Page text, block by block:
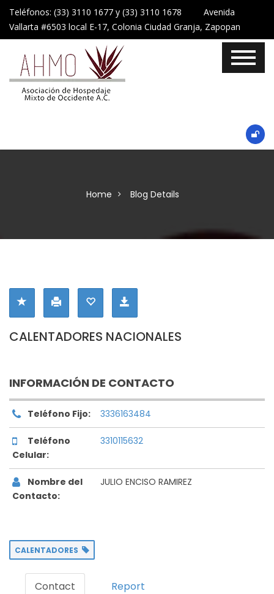
Teléfonos: (33) 3110 1677 y (33) 3110 1678 Avenida
Vallarta #6503 local E-17, Colonia Ciudad Granja, Zapopan
Home Blog Details
CALENTADORES NACIONALES
INFORMACIÓN DE CONTACTO
Teléfono Fijo: 3336163484
Teléfono
Celular:
3310115632
Nombre del
Contacto:
JULIO ENCISO RAMIREZ
CALENTADORES
Contact Report